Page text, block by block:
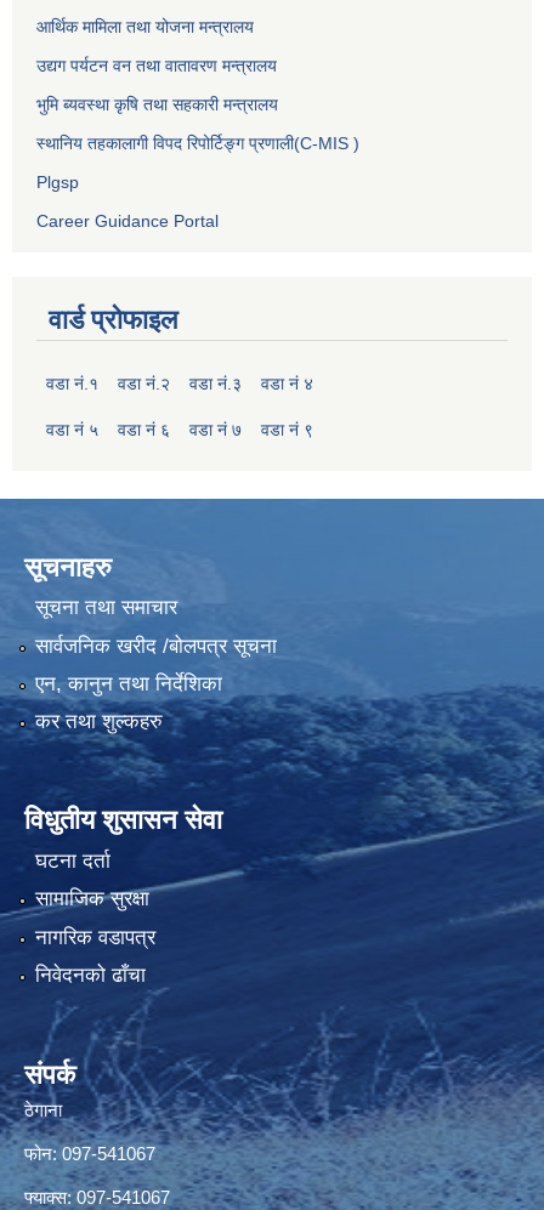
आर्थिक मामिला तथा योजना मन्त्रालय
उद्यग पर्यटन वन तथा वातावरण मन्त्रालय
भुमि ब्यवस्था कृषि तथा सहकारी मन्त्रालय
स्थानिय तहकालागी विपद रिपोर्टिङ्ग प्रणाली(C-MIS )
Plgsp
Career Guidance Portal
वार्ड प्रोफाइल
वडा नं.१ वडा नं.२ वडा नं.३ वडा नं ४
वडा नं ५ वडा नं ६ वडा नं ७ वडा नं ९
सूचनाहरु
सूचना तथा समाचार
सार्वजनिक खरीद /बोलपत्र सूचना
एन, कानुन तथा निर्देशिका
कर तथा शुल्कहरु
विधुतीय शुसासन सेवा
घटना दर्ता
सामाजिक सुरक्षा
नागरिक वडापत्र
निवेदनको ढाँचा
संपर्क
ठेगाना
फोन: 097-541067
फ्याक्स: 097-541067